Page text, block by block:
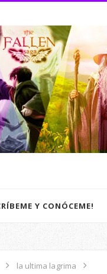
Y CONÓCEME!
la ultima lagrima